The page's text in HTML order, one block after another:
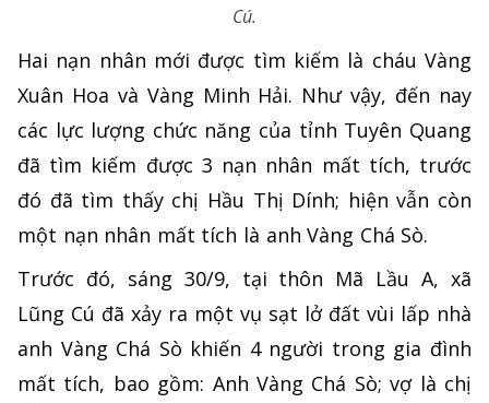
Cú.
Hai nạn nhân mới được tìm kiếm là cháu Vàng
Xuân Hoa và Vàng Minh Hải. Như vậy, đến nay
các lực lượng chức năng của tỉnh Tuyên Quang
đã tìm kiếm được 3 nạn nhân mất tích, trước
đó đã tìm thấy chị Hầu Thị Dính; hiện vẫn còn
một nạn nhân mất tích là anh Vàng Chá Sò.
Trước đó, sáng 30/9, tại thôn Mã Lầu A, xã
Lũng Cú đã xảy ra một vụ sạt lở đất vùi lấp nhà
anh Vàng Chá Sò khiến 4 người trong gia đình
mất tích, bao gồm: Anh Vàng Chá Sò; vợ là chị